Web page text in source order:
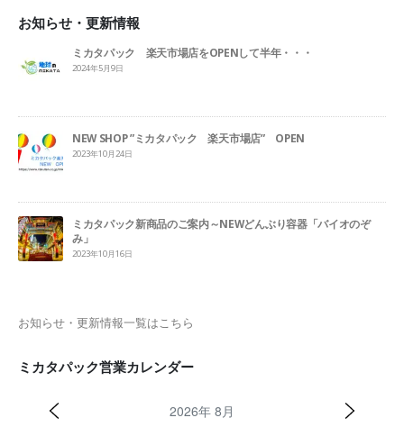
お知らせ・更新情報
ミカタパック 楽天市場店をOPENして半年・・・
2024年5月9日
NEW SHOP ”ミカタパック 楽天市場店” OPEN
2023年10月24日
ミカタパック新商品のご案内～NEWどんぶり容器「バイオのぞ
み」
2023年10月16日
お知らせ・更新情報一覧はこちら
ミカタパック営業カレンダー
2026年 8月